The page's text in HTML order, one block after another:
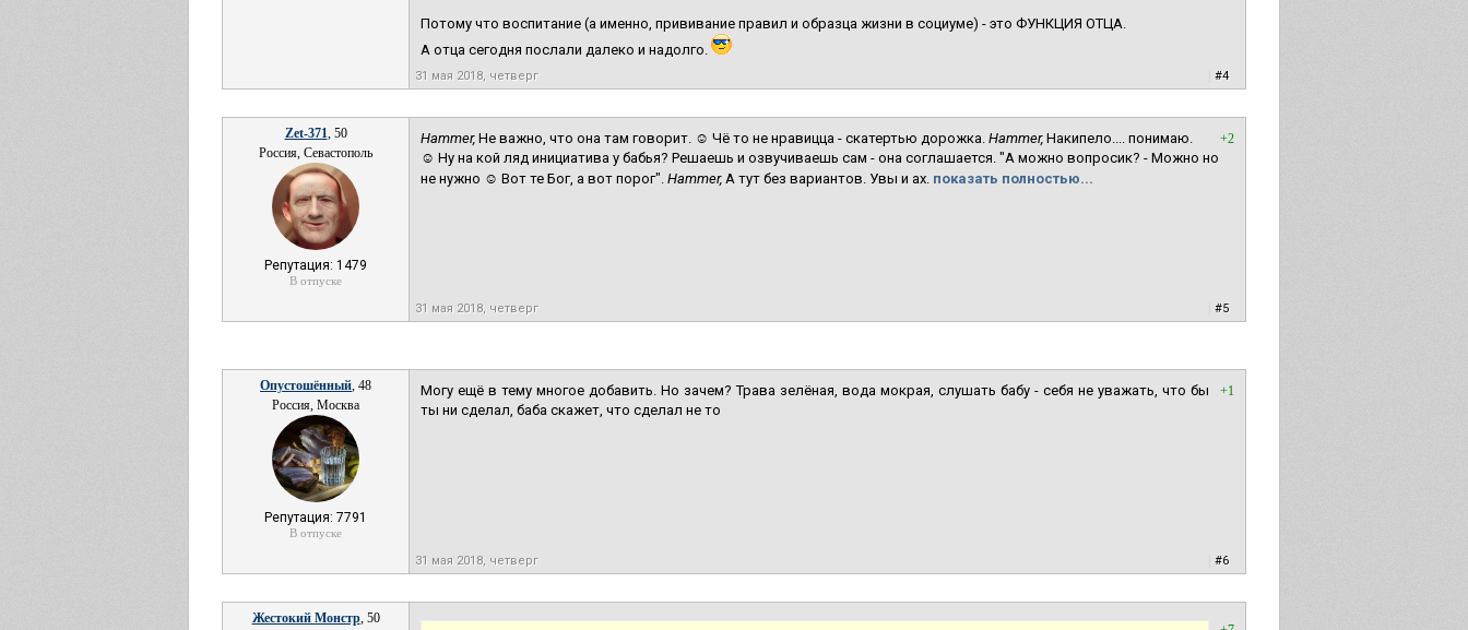
Потому что воспитание (а именно, прививание правил и образца жизни в социуме) - это ФУНКЦИЯ ОТЦА.
А отца сегодня послали далеко и надолго.
31 мая 2018, четверг #4
Zet-371, 50
Россия, Севастополь
Репутация: 1479
В отпуске
+2
Hammer, Не важно, что она там говорит. ☺ Чё то не нравицца - скатертью дорожка. Hammer, Накипело.... понимаю.
☺ Ну на кой ляд инициатива у бабья? Решаешь и озвучиваешь сам - она соглашается. "А можно вопросик? - Можно но
не нужно ☺ Вот те Бог, а вот порог". Hammer, А тут без вариантов. Увы и ах. показать полностью...
31 мая 2018, четверг #5
Опустошённый, 48
Россия, Москва
Репутация: 7791
В отпуске
+1
Могу ещё в тему многое добавить. Но зачем? Трава зелёная, вода мокрая, слушать бабу - себя не уважать, что бы
ты ни сделал, баба скажет, что сделал не то
31 мая 2018, четверг #6
Жестокий Монстр, 50